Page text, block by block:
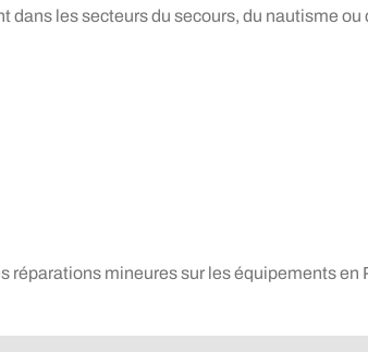
les secteurs du secours, du nautisme
mineures sur les équipements